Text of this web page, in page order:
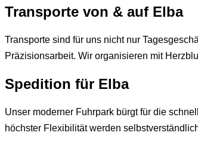
Transporte von & auf Elba
Transporte sind für uns nicht nur
Präzisionsarbeit. Wir organisieren mit
Spedition für Elba
Unser moderner Fuhrpark bürgt für die
höchster Flexibilität werden